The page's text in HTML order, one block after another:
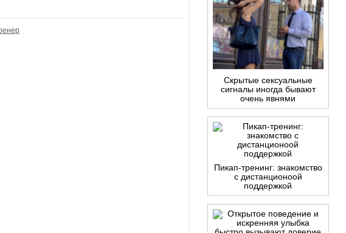
Скрытые сексуальные
сигналы иногда бывают
очень явнями
Пикап-тренинг: знакомство
с дистанционоой
поддержкой